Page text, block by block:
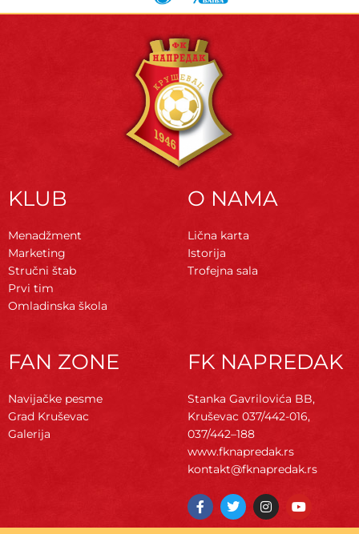
KLUB
Menadžment
Marketing
Stručni štab
Prvi tim
Omladinska škola
O NAMA
Lična karta
Istorija
Trofejna sala
FAN ZONE
Navijačke pesme
Grad Kruševac
Galerija
FK NAPREDAK
Stanka Gavrilovića BB,
Kruševac 037/442-016,
037/442–188
www.fknapredak.rs
kontakt@fknapredak.rs
F
a
c
T
w
i
I
n
s
Y
o
u